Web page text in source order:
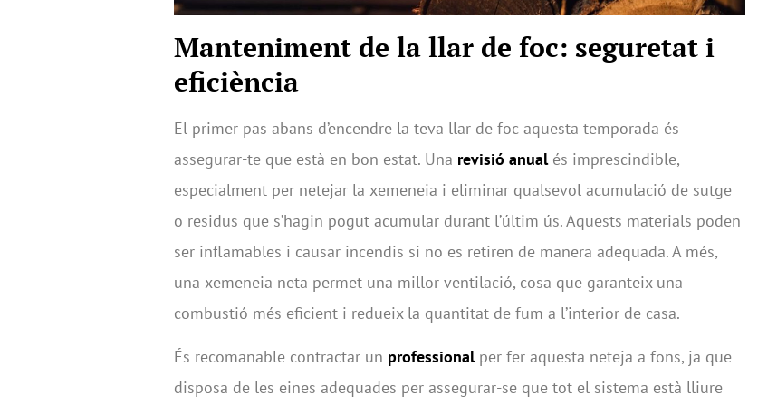
Manteniment de la llar de foc: seguretat i
eficiència
El primer pas abans d’encendre la teva llar de foc aquesta temporada és
assegurar-te que està en bon estat. Una revisió anualés imprescindible,
especialment per netejar la xemeneia i eliminar qualsevol acumulació de sutge
o residus que s’hagin pogut acumular durant l’últim ús. Aquests materials poden
ser inflamables i causar incendis si no es retiren de manera adequada. A més,
una xemeneia neta permet una millor ventilació, cosa que garanteix una
combustió més eficient i redueix la quantitat de fum a l’interior de casa.
És recomanable contractar un professionalper fer aquesta neteja a fons, ja que
disposa de les eines adequades per assegurar-se que tot el sistema està lliure